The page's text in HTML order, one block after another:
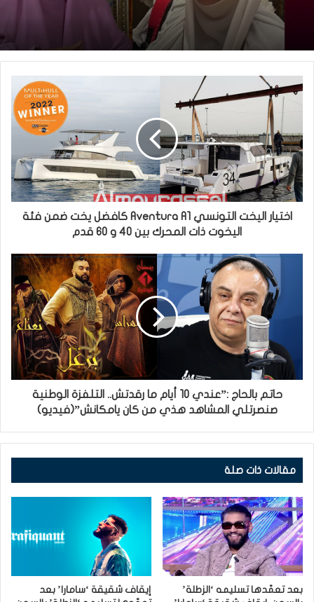
اختيار اليخت التونسي Aventura A1 كافضل يخت ضمن فئة
اليخوت ذات المحرك بين 40 و 60 قدم
حاتم بالحاج :”عندي 10 أيام ما رقدتش.. التلفزة الوطنية
صنصرتلي المشاهد هذي من كان يامكانش”(فيديو)
مقالات ذات صلة
بعد تعمّدها تسليمه ‘الزطلة’
إيقاف شقيقة ‘سامارا’ بعد